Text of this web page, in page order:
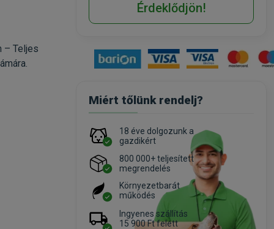
– Teljes
Érdeklődjön!
Miért tőlünk rendelj?
18 éve dolgozunk a
gazdikért
800 000+ teljesített
megrendelés
Környezetbarát
működés
Ingyenes szállítás
15 900 Ft felett